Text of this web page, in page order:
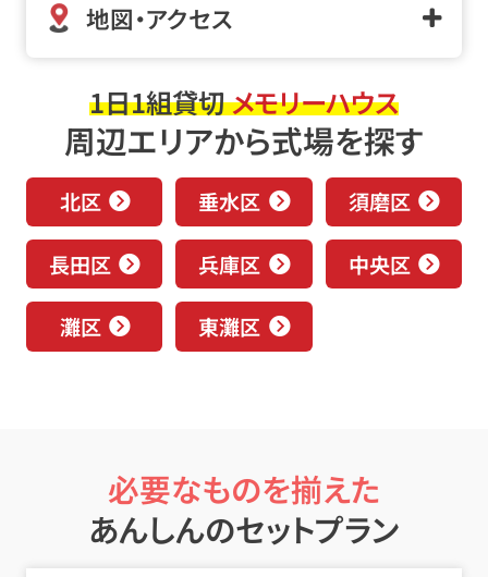
地図・アクセス
1日1組貸切メモリーハウス
周辺エリアから式場を探す
北区 垂水区 須磨区
長田区 兵庫区 中央区
灘区 東灘区
必要なものを揃えた
あんしんのセットプラン